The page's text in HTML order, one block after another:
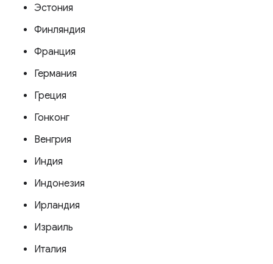
Эстония
Финляндия
Франция
Германия
Греция
Гонконг
Венгрия
Индия
Индонезия
Ирландия
Израиль
Италия